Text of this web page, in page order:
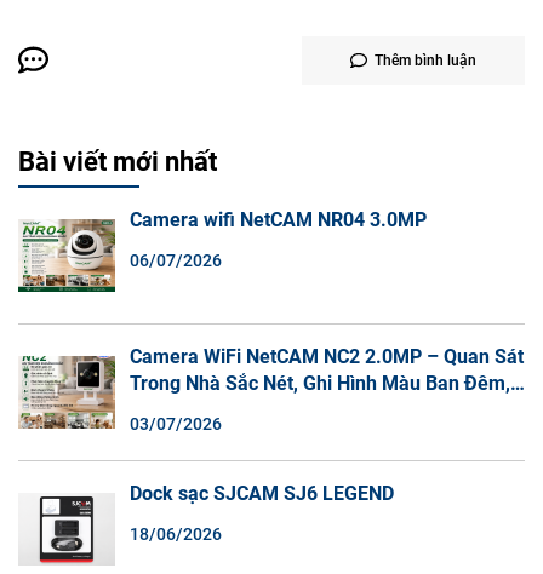
Thêm bình luận
Bài viết mới nhất
Camera wifi NetCAM NR04 3.0MP
06/07/2026
Camera WiFi NetCAM NC2 2.0MP – Quan Sát
Trong Nhà Sắc Nét, Ghi Hình Màu Ban Đêm,
03/07/2026
Dock sạc SJCAM SJ6 LEGEND
18/06/2026